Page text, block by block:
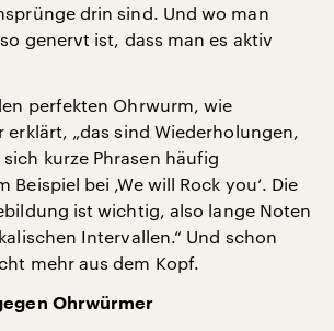
drin sind. Und wo man
genervt ist, dass man es aktiv
perfekten Ohrwurm, wie
erklärt, „das sind Wiederholungen,
kurze Phrasen häufig
Beispiel bei ‚We will Rock you‘. Die
ist wichtig, also lange Noten
Intervallen.“ Und schon
mehr aus dem Kopf.
Ohrwürmer